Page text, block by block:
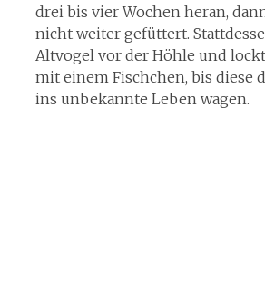
drei bis vier Wochen heran,
nicht weiter gefüttert.
Altvogel vor der Höhle und
mit einem Fischchen, bis diese
ins unbekannte Leben wagen.